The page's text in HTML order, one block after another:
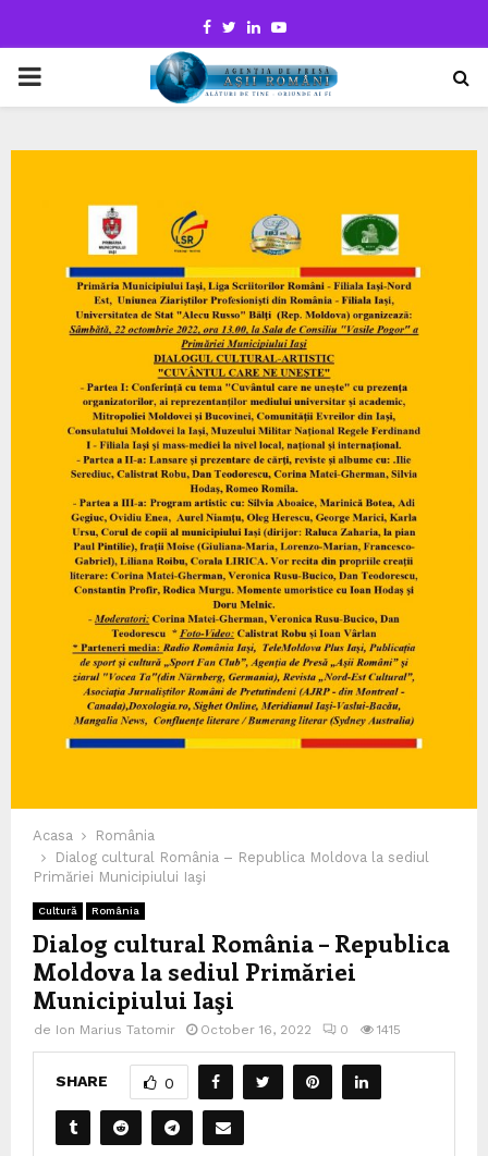
Facebook
TwitterLinkedinYoutube
PRIMARY
Acasa
România
Dialog cultural România – Republica Moldova la sediul
Primăriei Municipiului Iaşi
Cultură România
Dialog cultural România – Republica
Moldova la sediul Primăriei
Municipiului Iaşi
de Ion Marius Tatomir October 16, 2022 0 1415
SHARE 0